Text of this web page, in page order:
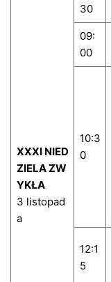
XXXI NIED
ZIELA ZW
YKŁA
3 listopad
a
30
09:
00
10:3
0
12:1
5